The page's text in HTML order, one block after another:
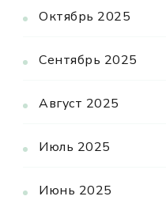
Октябрь 2025
Сентябрь 2025
Август 2025
Июль 2025
Июнь 2025